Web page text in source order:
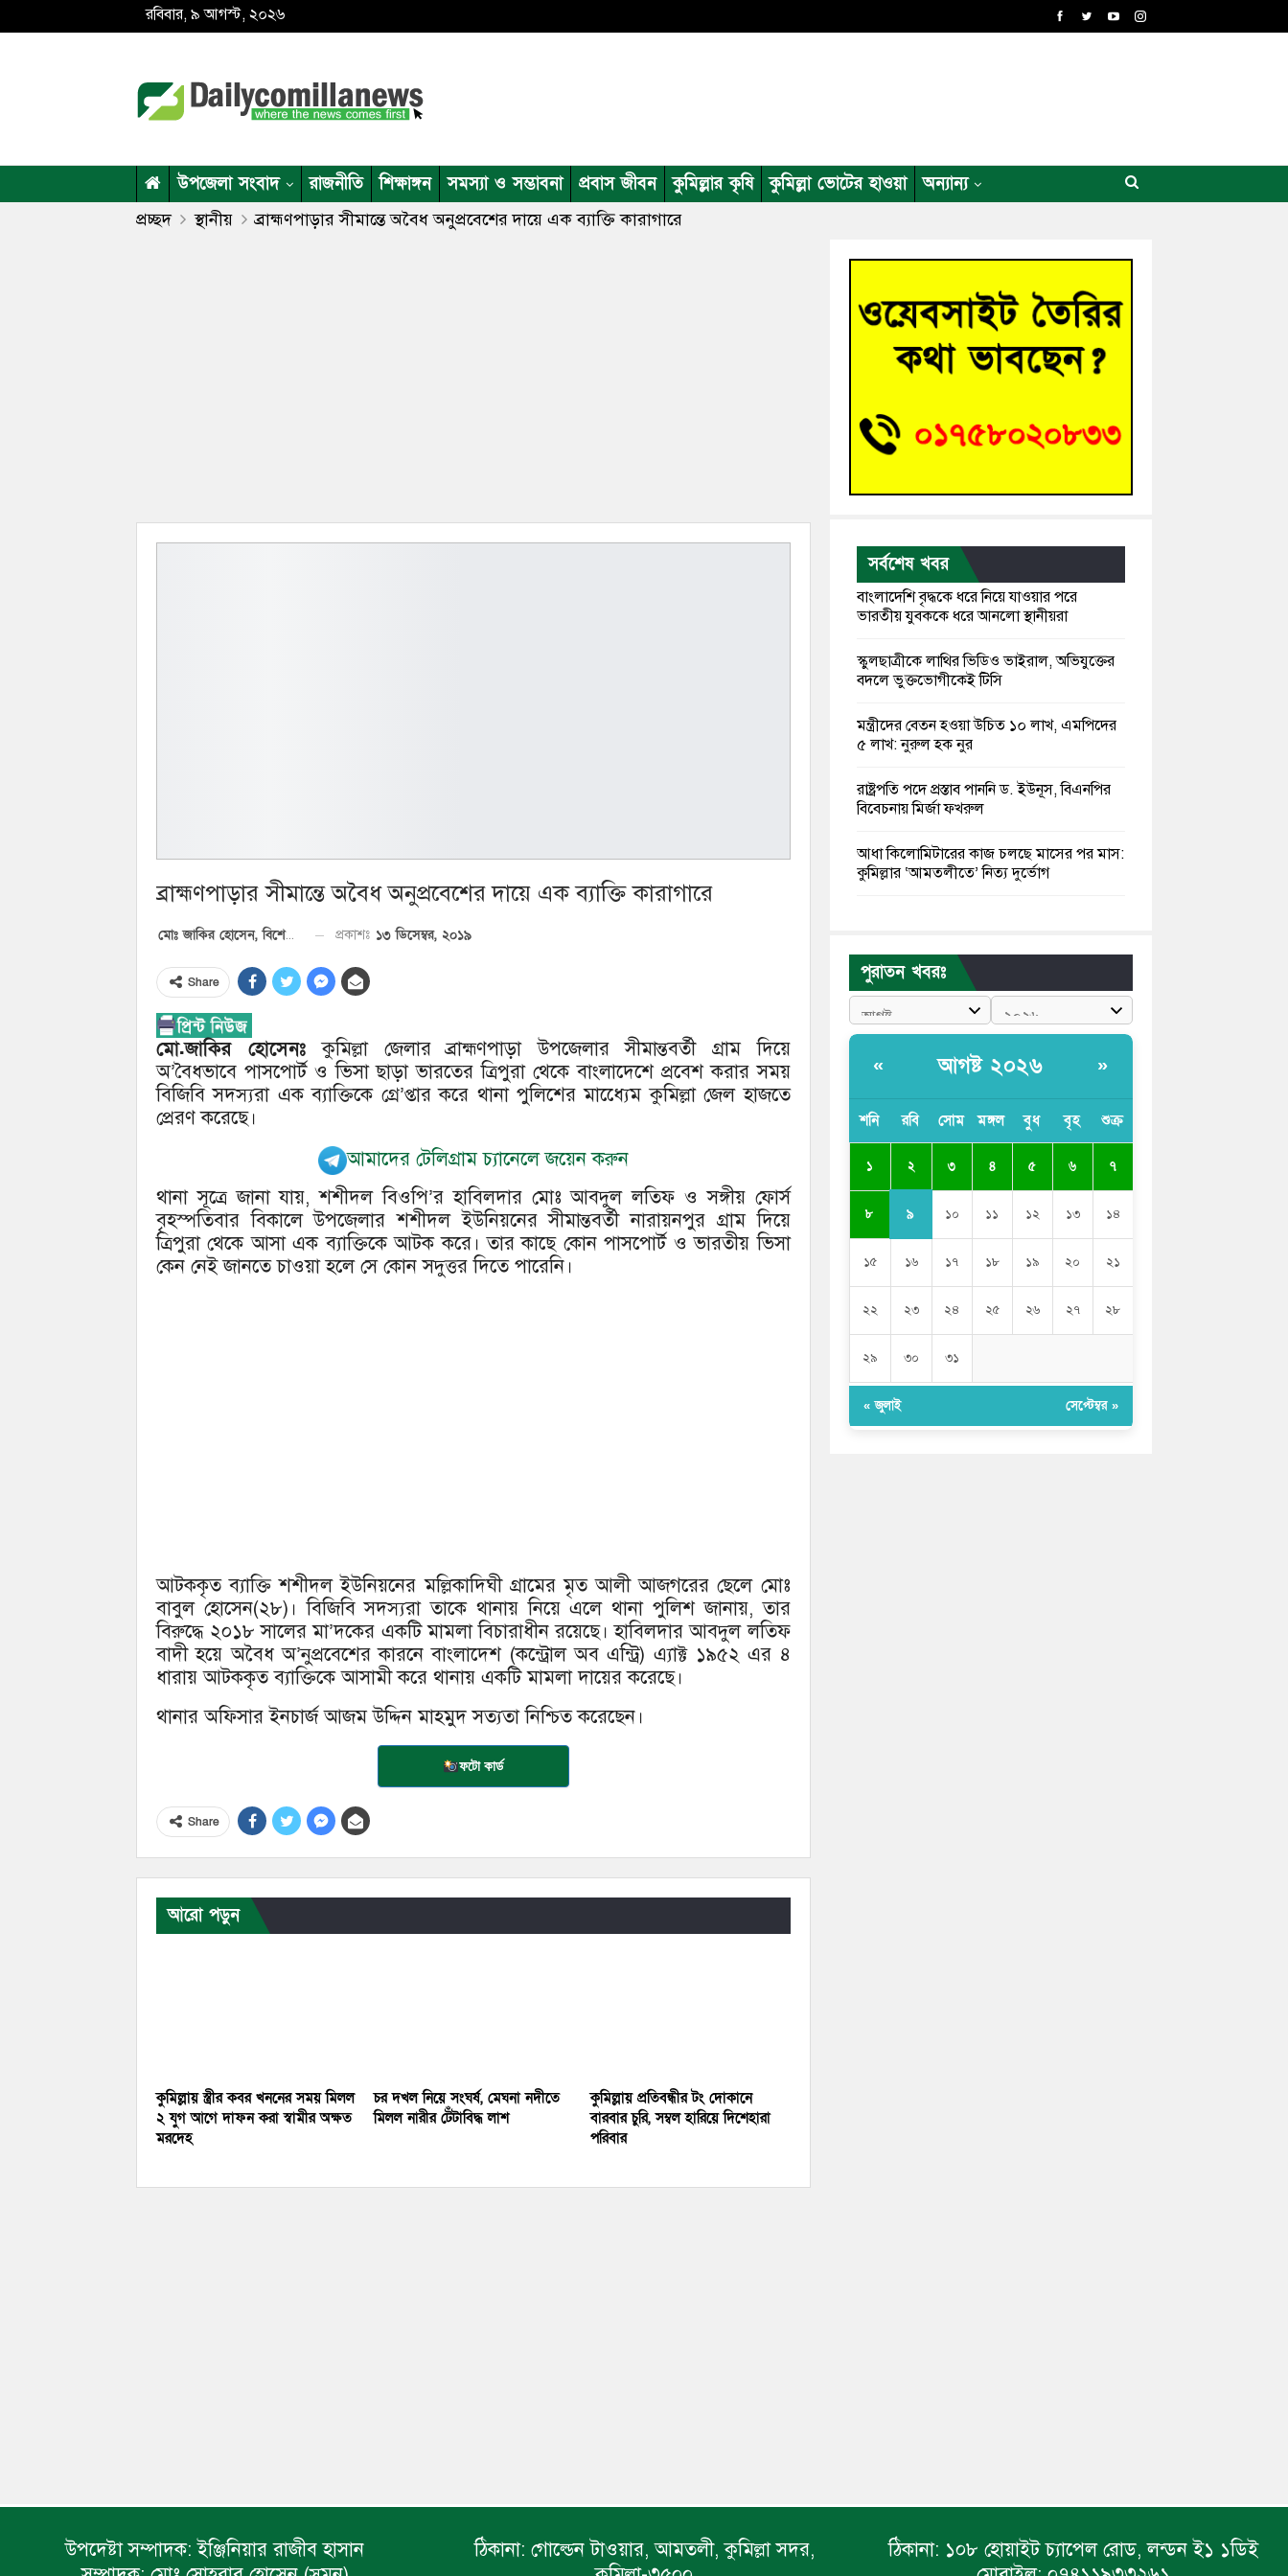
রবিবার, ৯ আগস্ট, ২০২৬
উপজেলা সংবাদ রাজনীতি শিক্ষাঙ্গন সমস্যা ও সম্ভাবনা প্রবাস জীবন কুমিল্লার কৃষি কুমিল্লা ভোটের হাওয়া অন্যান্য
প্রচ্ছদ স্থানীয় ব্রাহ্মণপাড়ার সীমান্তে অবৈধ অনুপ্রবেশের দায়ে এক ব্যাক্তি কারাগারে
ব্রাহ্মণপাড়ার সীমান্তে অবৈধ অনুপ্রবেশের দায়ে এক ব্যাক্তি কারাগারে
মোঃ জাকির হোসেন, বিশেষ প্রতিনিধি প্রকাশঃ ১৩ ডিসেম্বর, ২০১৯
Share
মো.জাকির হোসেনঃকুমিল্লা জেলার ব্রাহ্মণপাড়া উপজেলার সীমান্তবর্তী গ্রাম দিয়ে
অ’বৈধভাবে পাসপোর্ট ও ভিসা ছাড়া ভারতের ত্রিপুরা থেকে বাংলাদেশে প্রবেশ করার সময়
বিজিবি সদস্যরা এক ব্যাক্তিকে গ্রে’প্তার করে থানা পুলিশের মাধ্যেেম কুমিল্লা জেল হাজতে
প্রেরণ করেছে।
আমাদের টেলিগ্রাম চ্যানেলে জয়েন করুন
থানা সূত্রে জানা যায়, শশীদল বিওপি’র হাবিলদার মোঃ আবদুল লতিফ ও সঙ্গীয় ফোর্স
বৃহস্পতিবার বিকালে উপজেলার শশীদল ইউনিয়নের সীমান্তবর্তী নারায়নপুর গ্রাম দিয়ে
ত্রিপুরা থেকে আসা এক ব্যাক্তিকে আটক করে। তার কাছে কোন পাসপোর্ট ও ভারতীয় ভিসা
কেন নেই জানতে চাওয়া হলে সে কোন সদুত্তর দিতে পারেনি।
আটককৃত ব্যাক্তি শশীদল ইউনিয়নের মল্লিকাদিঘী গ্রামের মৃত আলী আজগরের ছেলে মোঃ
বাবুল হোসেন(২৮)। বিজিবি সদস্যরা তাকে থানায় নিয়ে এলে থানা পুলিশ জানায়, তার
বিরুদ্ধে ২০১৮ সালের মা’দকের একটি মামলা বিচারাধীন রয়েছে। হাবিলদার আবদুল লতিফ
বাদী হয়ে অবৈধ অ’নুপ্রবেশের কারনে বাংলাদেশ (কন্ট্রোল অব এন্ট্রি) এ্যাক্ট ১৯৫২ এর ৪
ধারায় আটককৃত ব্যাক্তিকে আসামী করে থানায় একটি মামলা দায়ের করেছে।
থানার অফিসার ইনচার্জ আজম উদ্দিন মাহমুদ সত্যতা নিশ্চিত করেছেন।
ফটো কার্ড
Share
আরো পড়ুন
কুমিল্লায় স্ত্রীর কবর খননের সময় মিলল
২ যুগ আগে দাফন করা স্বামীর অক্ষত
মরদেহ
চর দখল নিয়ে সংঘর্ষ, মেঘনা নদীতে
মিলল নারীর টেঁটাবিদ্ধ লাশ
কুমিল্লায় প্রতিবন্ধীর টং দোকানে
বারবার চুরি, সম্বল হারিয়ে দিশেহারা
পরিবার
সর্বশেষ খবর
বাংলাদেশি বৃদ্ধকে ধরে নিয়ে যাওয়ার পরে
ভারতীয় যুবককে ধরে আনলো স্থানীয়রা
স্কুলছাত্রীকে লাথির ভিডিও ভাইরাল, অভিযুক্তের
বদলে ভুক্তভোগীকেই টিসি
মন্ত্রীদের বেতন হওয়া উচিত ১০ লাখ, এমপিদের
৫ লাখ: নুরুল হক নুর
রাষ্ট্রপতি পদে প্রস্তাব পাননি ড. ইউনূস, বিএনপির
বিবেচনায় মির্জা ফখরুল
আধা কিলোমিটারের কাজ চলছে মাসের পর মাস:
কুমিল্লার ‘আমতলীতে’ নিত্য দুর্ভোগ
পুলিশকে পিটিয়ে রক্তাক্ত করেছি এ দৃশ্য কি
আপনারা দেখেননি: এনসিপি নেতা
বেশি কই মাছে
বাংলাদেশী কর্মীদের আকামা নিয়ে বড় সুখবর
দিলো সৌদি সরকার
ভারতের পূর্ব সীমান্তে এখন ‘আরেকটি পাকিস্তান’
গড়ে উঠেছে: সজীব ওয়াজেদ জয়
পুরাতন খবরঃ
« আগষ্ট ২০২৬ »
শনি রবি সোম মঙ্গল বুধ বৃহ শুক্র
১ ২ ৩ ৪ ৫ ৬ ৭
৮ ৯ ১০ ১১ ১২ ১৩ ১৪
১৫ ১৬ ১৭ ১৮ ১৯ ২০ ২১
২২ ২৩ ২৪ ২৫ ২৬ ২৭ ২৮
২৯ ৩০ ৩১
« জুলাই সেপ্টেম্বর »
উপদেষ্টা সম্পাদক: ইঞ্জিনিয়ার রাজীব হাসান
ঠিকানা: গোল্ডেন টাওয়ার, আমতলী, কুমিল্লা সদর,
ঠিকানা: ১০৮ হোয়াইট চ্যাপেল রোড, লন্ডন ই১ ১ডিই